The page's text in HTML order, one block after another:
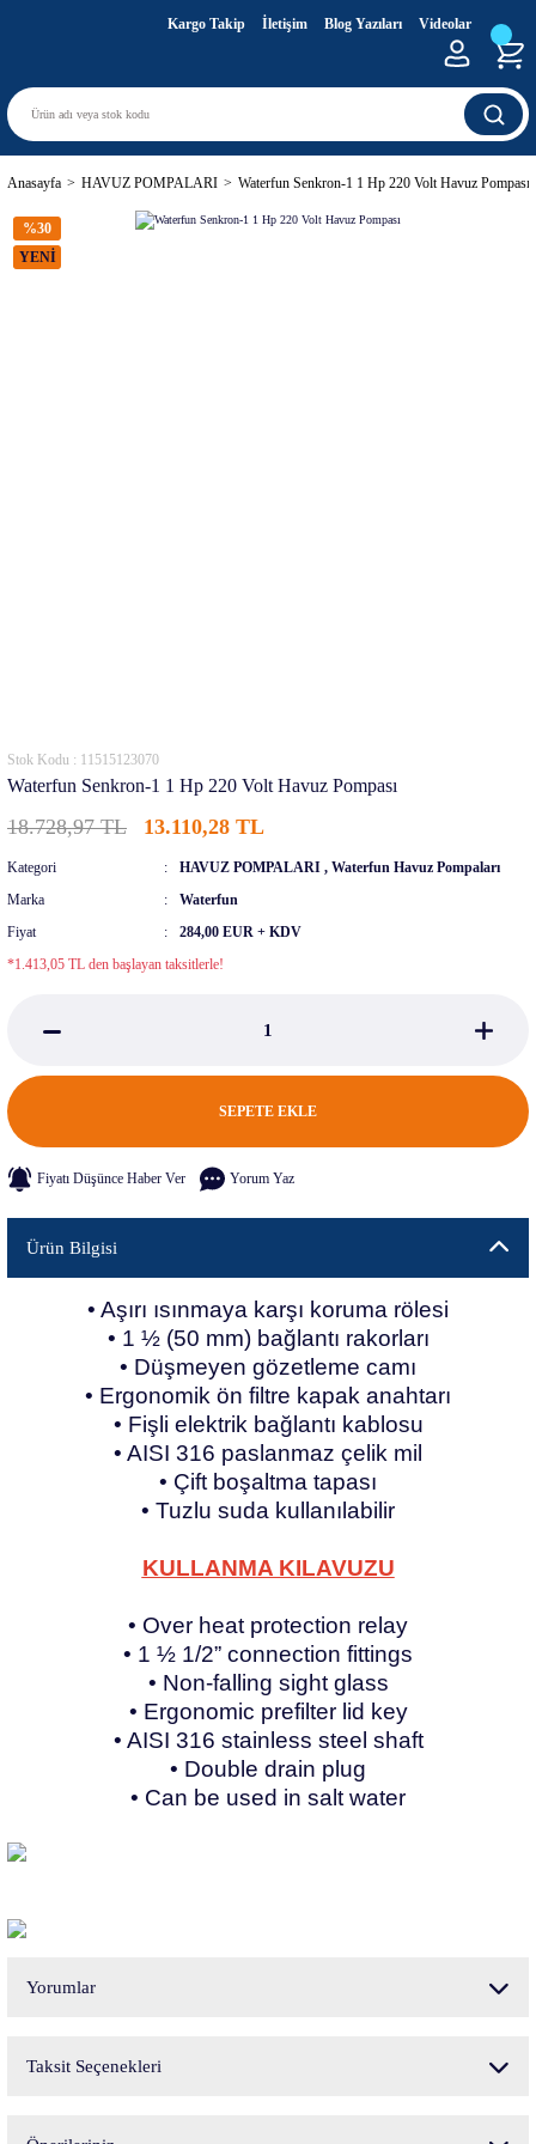
Kargo Takip İletişim Blog Yazıları Videolar
Anasayfa HAVUZ POMPALARI Waterfun Senkron-1 1 Hp 220 Volt Havuz Pompası
%30
YENİ
Stok Kodu : 11515123070
Waterfun Senkron-1 1 Hp 220 Volt Havuz Pompası
18.728,97 TL 13.110,28 TL
Kategori HAVUZ POMPALARI , Waterfun Havuz Pompaları
Marka
Waterfun
Fiyat
284,00 EUR + KDV
*1.413,05 TL den başlayan taksitlerle!
SEPETE EKLE
Fiyatı Düşünce Haber Ver Yorum Yaz
Ürün Bilgisi
• Aşırı ısınmaya karşı koruma rölesi
• 1 ½ (50 mm) bağlantı rakorları
• Düşmeyen gözetleme camı
• Ergonomik ön filtre kapak anahtarı
• Fişli elektrik bağlantı kablosu
• AISI 316 paslanmaz çelik mil
• Çift boşaltma tapası
• Tuzlu suda kullanılabilir
KULLANMA KILAVUZU
• Over heat protection relay
• 1 ½ 1/2” connection fittings
• Non-falling sight glass
• Ergonomic prefilter lid key
• AISI 316 stainless steel shaft
• Double drain plug
• Can be used in salt water
Yorumlar
Taksit Seçenekleri